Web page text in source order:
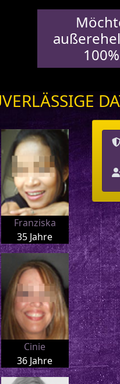
Franziska
35 Jahre
Cinie
36 Jahre